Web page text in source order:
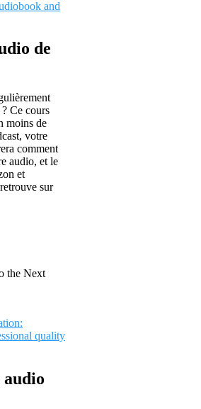
and
de
Ce cours
moins de
votre
comment
audio, et le
et
sur
the Next
quality